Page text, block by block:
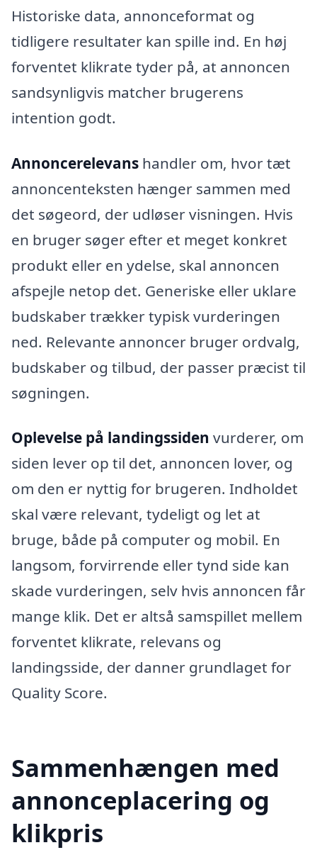
Historiske data, annonceformat og
tidligere resultater kan spille ind. En høj
forventet klikrate tyder på, at annoncen
sandsynligvis matcher brugerens
intention godt.
Annoncerelevans handler om, hvor tæt
annoncenteksten hænger sammen med
det søgeord, der udløser visningen. Hvis
en bruger søger efter et meget konkret
produkt eller en ydelse, skal annoncen
afspejle netop det. Generiske eller uklare
budskaber trækker typisk vurderingen
ned. Relevante annoncer bruger ordvalg,
budskaber og tilbud, der passer præcist til
søgningen.
Oplevelse på landingssiden vurderer, om
siden lever op til det, annoncen lover, og
om den er nyttig for brugeren. Indholdet
skal være relevant, tydeligt og let at
bruge, både på computer og mobil. En
langsom, forvirrende eller tynd side kan
skade vurderingen, selv hvis annoncen får
mange klik. Det er altså samspillet mellem
forventet klikrate, relevans og
landingsside, der danner grundlaget for
Quality Score.
Sammenhængen med
annonceplacering og
klikpris